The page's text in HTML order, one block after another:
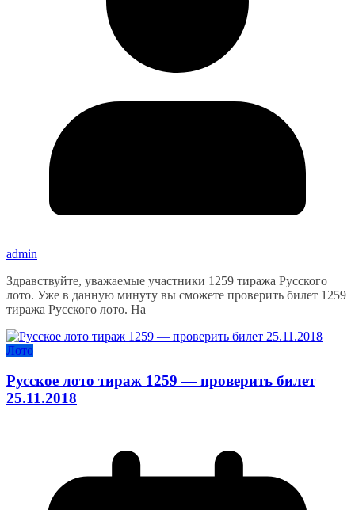
admin
Здравствуйте, уважаемые участники 1259 тиража Русского
лото. Уже в данную минуту вы сможете проверить билет 1259
тиража Русского лото. На
Лото
Русское лото тираж 1259 — проверить билет
25.11.2018